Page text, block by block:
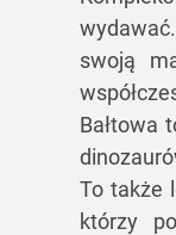
swoją
Bałtowa
To także
którzy